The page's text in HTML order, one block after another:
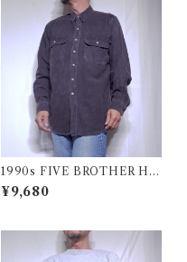
1990s FIVE BROTHER He
avy Flannel Shirt CHAMOI
S CLOTH Black USA / ファ
¥9,680